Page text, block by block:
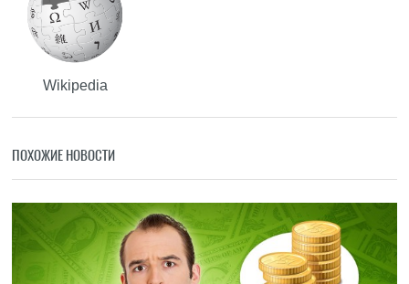
Wikipedia
ПОХОЖИЕ НОВОСТИ